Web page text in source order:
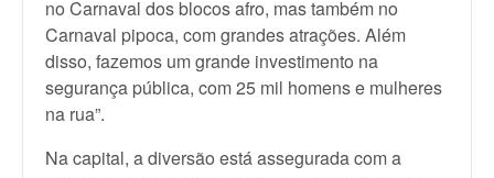
no Carnaval dos blocos afro, mas também no
Carnaval pipoca, com grandes atrações. Além
disso, fazemos um grande investimento na
segurança pública, com 25 mil homens e mulheres
na rua”.
Na capital, a diversão está assegurada com a